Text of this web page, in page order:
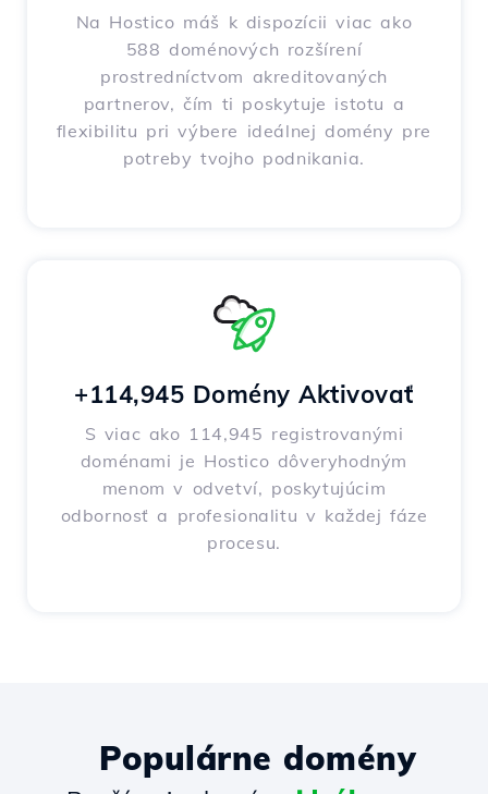
Na Hostico máš k dispozícii viac ako
588 doménových rozšírení
prostredníctvom akreditovaných
partnerov, čím ti poskytuje istotu a
flexibilitu pri výbere ideálnej domény pre
potreby tvojho podnikania.
+114,945 Domény Aktivovať
S viac ako 114,945 registrovanými
doménami je Hostico dôveryhodným
menom v odvetví, poskytujúcim
odbornosť a profesionalitu v každej fáze
procesu.
Populárne domény